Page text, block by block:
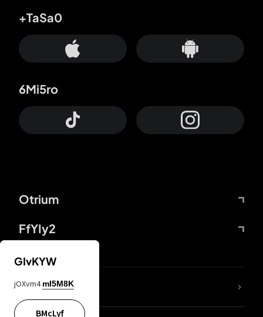
Otrium
FfYIy2
+TaSa0
6Mi5ro
DDcvSo
GIvKYW
jOXvm4 mI5M8K
BMcLyf